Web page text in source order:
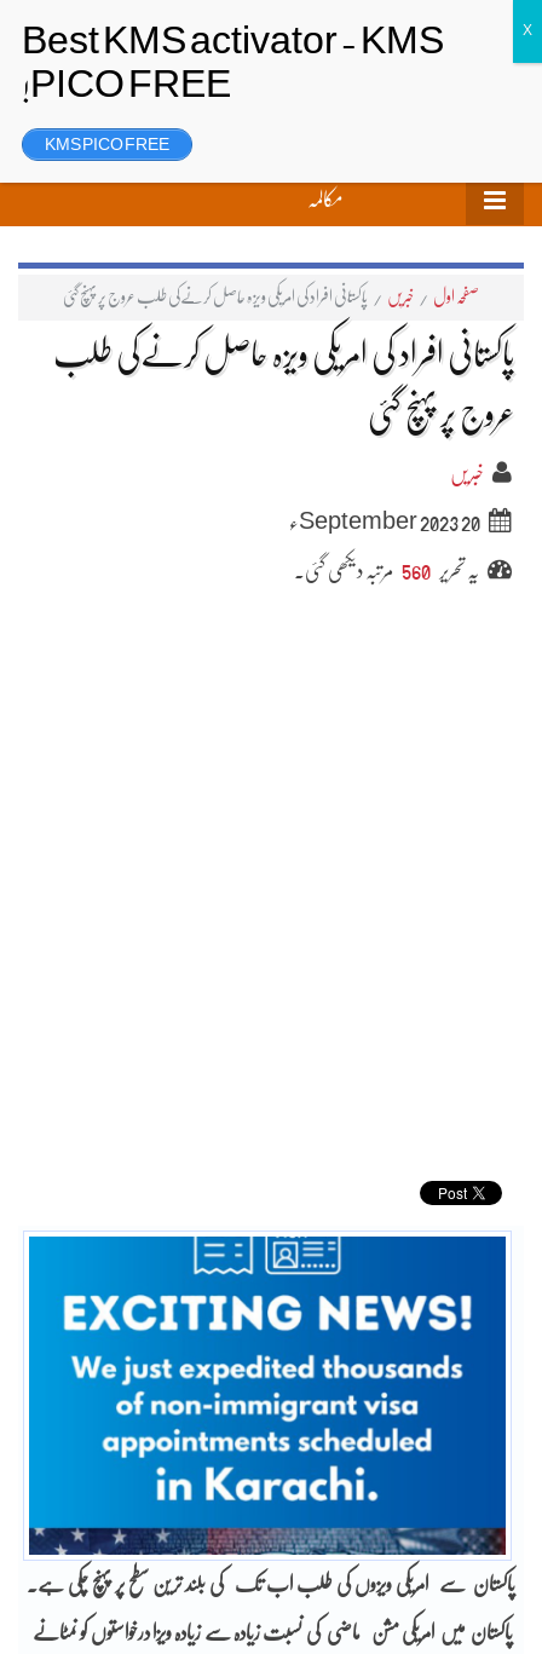
رجسٹر
مکالمہ
صفحہ اول / خبریں / پاکستانی افراد کی امریکی ویزہ حاصل کرنےکی طلب عروج پر پہنچ گئی
پاکستانی افراد کی امریکی ویزہ حاصل کرنےکی طلب
عروج پر پہنچ گئی
خبریں
20 September 2023ء
یہ تحریر 560 مرتبہ دیکھی گئی۔
پاکستان سے امریکی ویزوں کی طلب اب تک کی بلند ترین سطح پر پہنچ چکی ہے۔
پاکستان میں امریکی مشن ماضی کی نسبت زیادہ سے زیادہ ویزا درخواستوں کو نمٹانے
KMS PICO FREE